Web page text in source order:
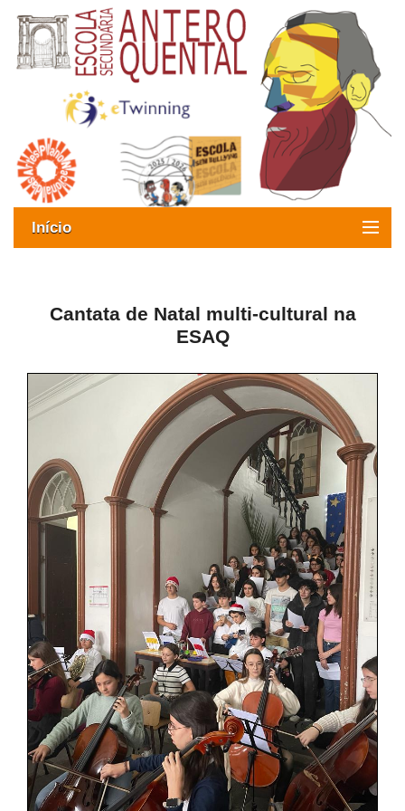
Início
Oferta formativa
ESAQ sem Bullying
Clubes Escolares
Matrículas
ESAQ
@parlamentodosjovens_esaq
@esaq.erasmus
@oficina.do.largo
@clube_robotica.esaq
ESCOLA
ALUNOS
Cantata de Natal multi-cultural na
ESAQ